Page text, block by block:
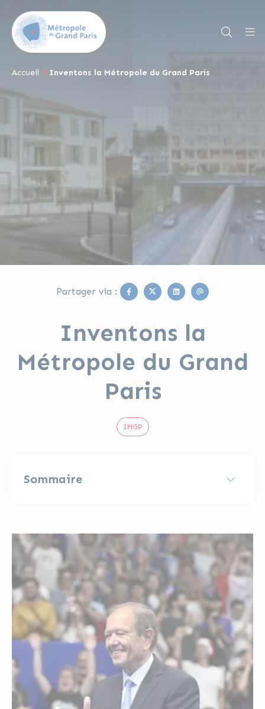
Accueil Inventons la Métropole du Grand Paris
Partager via : Facebook
TwitterLinkedinEmail
Inventons la
Métropole du Grand
Paris
IMGP
Sommaire